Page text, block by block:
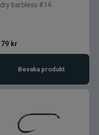
dry barbless #14
79 kr
Bevaka produkt